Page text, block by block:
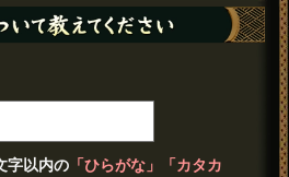
字以内の 「ひらがな」「カタカ